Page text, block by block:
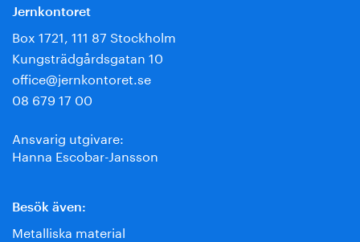
Jernkontoret
Box 1721, 111 87 Stockholm
Kungsträdgårdsgatan 10
office@jernkontoret.se
08 679 17 00
Ansvarig utgivare:
Hanna Escobar-Jansson
Besök även:
Metalliska material